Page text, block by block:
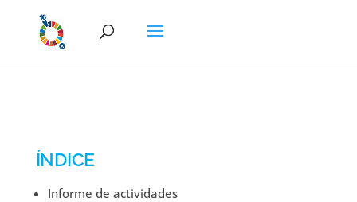
ÍNDICE
Informe de actividades